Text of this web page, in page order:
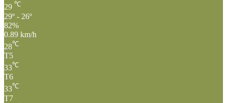
29 ℃
29º - 26º
82%
0.89 km/h
28℃
T5
33℃
T6
33℃
T7